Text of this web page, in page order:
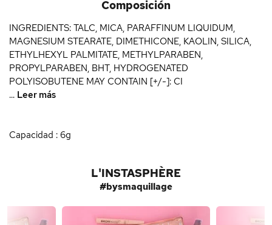
Composición
INGREDIENTS: TALC, MICA, PARAFFINUM LIQUIDUM,
MAGNESIUM STEARATE, DIMETHICONE, KAOLIN, SILICA,
ETHYLHEXYL PALMITATE, METHYLPARABEN,
PROPYLPARABEN, BHT, HYDROGENATED
POLYISOBUTENE MAY CONTAIN [+/-]: CI
... Leer más
Capacidad : 6g
L'INSTASPHÈRE
#bysmaquillage